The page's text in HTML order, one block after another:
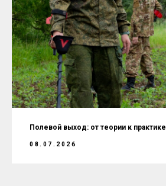
Полевой выход: от теории к практике
08.07.2026